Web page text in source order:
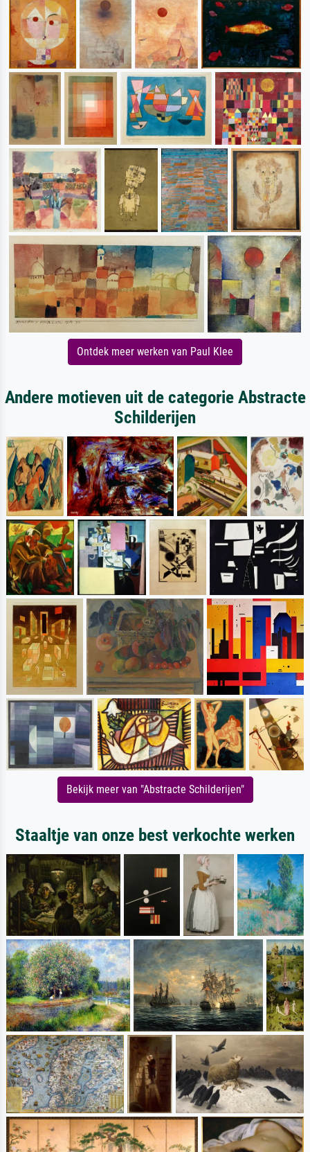
Ontdek meer werken van Paul Klee
Andere motieven uit de categorie Abstracte
Schilderijen
Bekijk meer van "Abstracte Schilderijen"
Staaltje van onze best verkochte werken